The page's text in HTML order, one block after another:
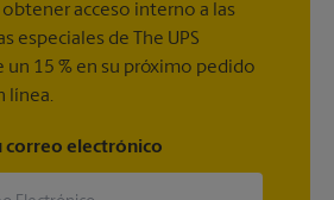
obtener acceso interno a las
especiales de The UPS
15 % en su próximo pedido
línea.
correo electrónico